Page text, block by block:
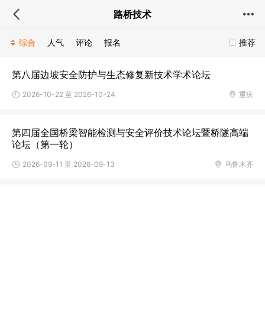
路桥技术
推荐
综合 人气 评论 报名
第八届边坡安全防护与生态修复新技术学术论坛
重庆
2026-10-22 至 2026-10-24
第四届全国桥梁智能检测与安全评价技术论坛暨桥隧高端
论坛（第一轮）
乌鲁木齐
2026-09-11 至 2026-09-13